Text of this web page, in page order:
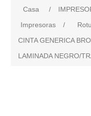
Casa /
Impresoras
/
CINTA GENERICA
LAMINADA NEGRO/